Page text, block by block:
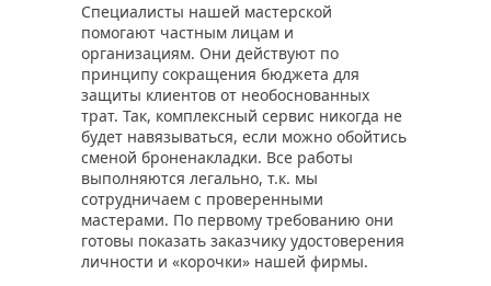
Специалисты нашей мастерской
помогают частным лицам и
организациям. Они действуют по
принципу сокращения бюджета для
защиты клиентов от необоснованных
трат. Так, комплексный сервис никогда не
будет навязываться, если можно обойтись
сменой броненакладки. Все работы
выполняются легально, т.к. мы
сотрудничаем с проверенными
мастерами. По первому требованию они
готовы показать заказчику удостоверения
личности и «корочки» нашей фирмы.